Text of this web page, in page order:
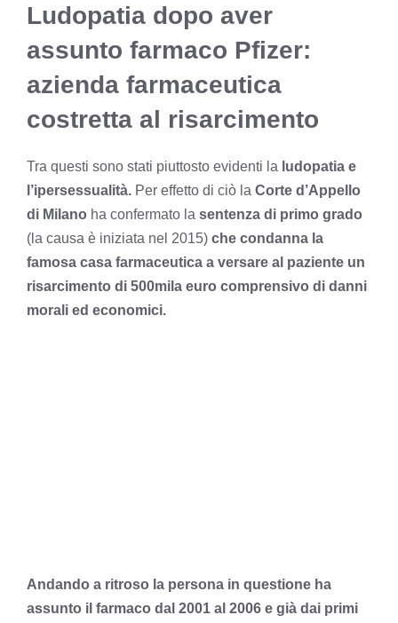
Ludopatia dopo aver
assunto farmaco Pfizer:
azienda farmaceutica
costretta al risarcimento
Tra questi sono stati piuttosto evidenti la ludopatia e
l’ipersessualità. Per effetto di ciò la Corte d’Appello
di Milano ha confermato la sentenza di primo grado
(la causa è iniziata nel 2015) che condanna la
famosa casa farmaceutica a versare al paziente un
risarcimento di 500mila euro comprensivo di danni
morali ed economici.
Andando a ritroso la persona in questione ha
assunto il farmaco dal 2001 al 2006 e già dai primi